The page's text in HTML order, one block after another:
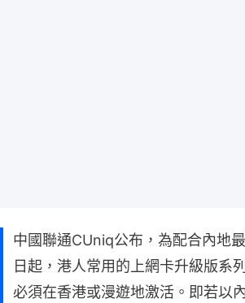
中國聯通CUniq公布，為配合內地
日起，港人常用的上網卡升級版系
必須在香港或漫遊地激活。即若以